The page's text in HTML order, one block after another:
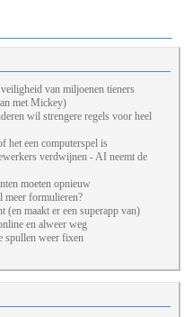
van miljoenen tieners
met Mickey)
wil strengere regels voor heel
het een computerspel is
verdwijnen - AI neemt de
moeten opnieuw
formulieren?
maakt er een superapp van)
en alweer weg
spullen weer fixen